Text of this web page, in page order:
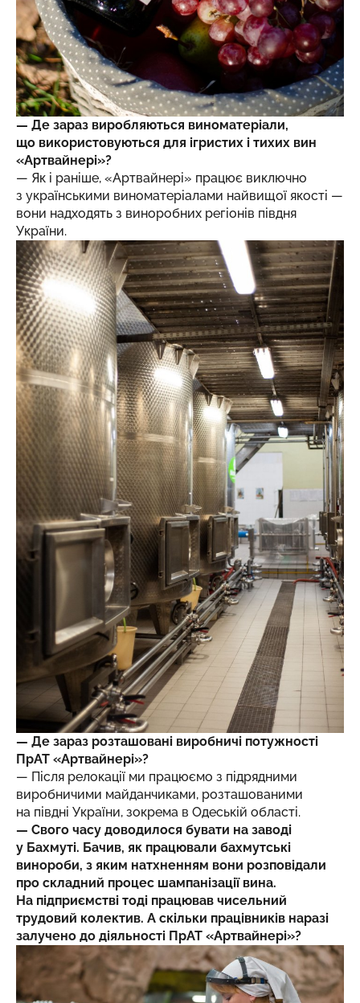
— Де зараз виробляються виноматеріали,
що використовуються для ігристих і тихих вин
«Артвайнері»?
— Як і раніше, «Артвайнері» працює виключно
з українськими виноматеріалами найвищої якості —
вони надходять з виноробних регіонів півдня
України.
— Де зараз розташовані виробничі потужності
ПрАТ «Артвайнері»?
— Після релокації ми працюємо з підрядними
виробничими майданчиками, розташованими
на півдні України, зокрема в Одеській області.
— Свого часу доводилося бувати на заводі
у Бахмуті. Бачив, як працювали бахмутські
винороби, з яким натхненням вони розповідали
про складний процес шампанізації вина.
На підприємстві тоді працював чисельний
трудовий колектив. А скільки працівників наразі
залучено до діяльності ПрАТ «Артвайнері»?